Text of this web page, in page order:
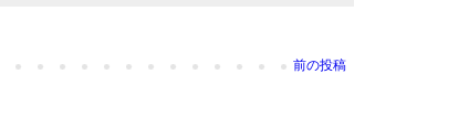
前の投稿